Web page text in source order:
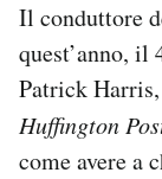
CALENDARIO
AREA
Il conduttore
quest’anno, il
Patrick Harris,
Huffington
come avere a